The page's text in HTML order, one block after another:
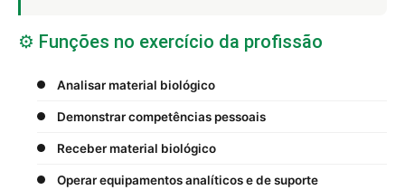
⚙️ Funções no exercício da profissão
Analisar material biológico
Demonstrar competências pessoais
Receber material biológico
Operar equipamentos analíticos e de suporte